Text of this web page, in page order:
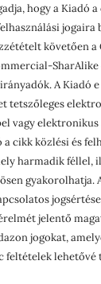
hogy a Kiadó
követően
SharAlike
A Kiadó
tetszőleges
vagy
a cikk közlési és
harmadik féllel,
gyakorolhatja.
jelentő
jogokat,
feltételek